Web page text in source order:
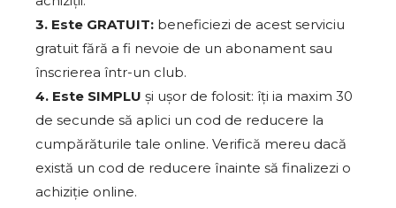
3. Este GRATUIT: beneficiezi de acest serviciu
gratuit fără a fi nevoie de un abonament sau
înscrierea într-un club.
4. Este SIMPLU și ușor de folosit: îți ia maxim 30
de secunde să aplici un cod de reducere la
cumpărăturile tale online. Verifică mereu dacă
există un cod de reducere înainte să finalizezi o
achiziție online.